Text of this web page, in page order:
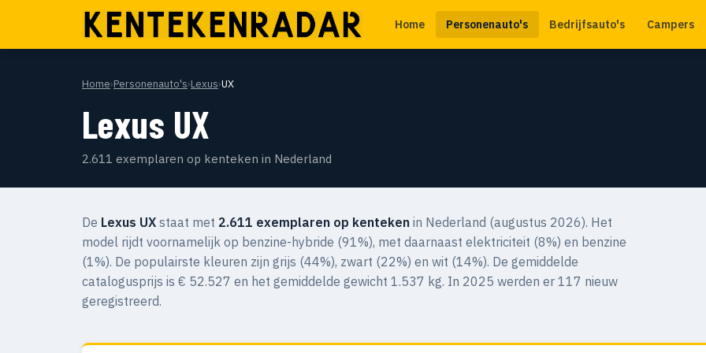
Home Personenauto's Bedrijfsauto's Campers
Home›Personenauto's›Lexus›UX
Lexus UX
2.611 exemplaren op kenteken in Nederland
De Lexus UX staat met 2.611 exemplaren op kenteken in Nederland (augustus 2026). Het
model rijdt voornamelijk op benzine-hybride (91%), met daarnaast elektriciteit (8%) en benzine
(1%). De populairste kleuren zijn grijs (44%), zwart (22%) en wit (14%). De gemiddelde
catalogusprijs is € 52.527 en het gemiddelde gewicht 1.537 kg. In 2025 werden er 117 nieuw
geregistreerd.